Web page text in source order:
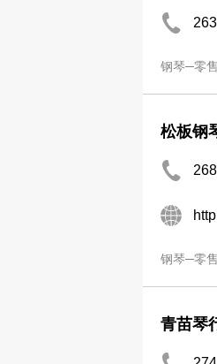
钢琴─零售
松板钢
钢琴─零售
青苗琴